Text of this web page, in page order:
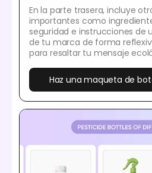
En la parte trasera, incluye
importantes como
seguridad e instrucciones de
de tu marca de forma
para resaltar tu mensaje
Haz una maqueta de